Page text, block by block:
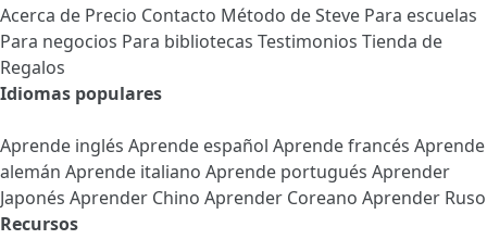
Acerca de Precio Contacto Método de Steve Para escuelas
Para negocios Para bibliotecas Testimonios Tienda de
Regalos
Idiomas populares
Aprende inglés Aprende español Aprende francés Aprende
alemán Aprende italiano Aprende portugués Aprender
Japonés Aprender Chino Aprender Coreano Aprender Ruso
Recursos